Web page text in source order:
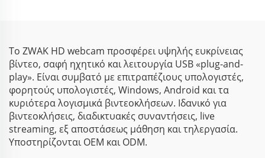
Το ZWAK HD webcam προσφέρει υψηλής ευκρίνειας
βίντεο, σαφή ηχητικό και λειτουργία USB «plug-and-
play». Είναι συμβατό με επιτραπέζιους υπολογιστές,
φορητούς υπολογιστές, Windows, Android και τα
κυριότερα λογισμικά βιντεοκλήσεων. Ιδανικό για
βιντεοκλήσεις, διαδικτυακές συναντήσεις, live
streaming, εξ αποστάσεως μάθηση και τηλεργασία.
Υποστηρίζονται OEM και ODM.